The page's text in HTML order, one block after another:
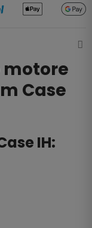
motore
Case
IH: